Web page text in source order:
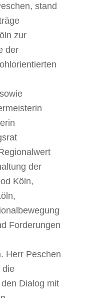
stand
zur
der
sowie
der
Köln,
Forderungen
Herr Peschen
die
Dialog mit